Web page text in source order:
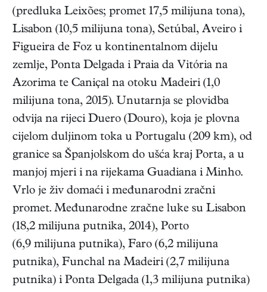
(predluka Leixões; promet 17,5 milijuna tona),
Lisabon (10,5 milijuna tona), Setúbal, Aveiro i
Figueira de Foz u kontinentalnom dijelu
zemlje, Ponta Delgada i Praia da Vitória na
Azorima te Caniçal na otoku Madeiri (1,0
milijuna tona, 2015). Unutarnja se plovidba
odvija na rijeci Duero (Douro), koja je plovna
cijelom duljinom toka u Portugalu (209 km), od
granice sa Španjolskom do ušća kraj Porta, a u
manjoj mjeri i na rijekama Guadiana i Minho.
Vrlo je živ domaći i međunarodni zračni
promet. Međunarodne zračne luke su Lisabon
(18,2 milijuna putnika, 2014), Porto
(6,9 milijuna putnika), Faro (6,2 milijuna
putnika), Funchal na Madeiri (2,7 milijuna
putnika) i Ponta Delgada (1,3 milijuna putnika)